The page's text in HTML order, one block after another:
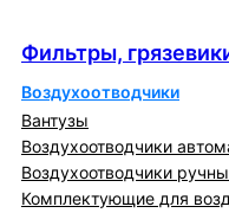
Фильтры,
Воздухоотводчики
Вантузы
Воздухоотводчики
Воздухоотводчики
Комплектующие для